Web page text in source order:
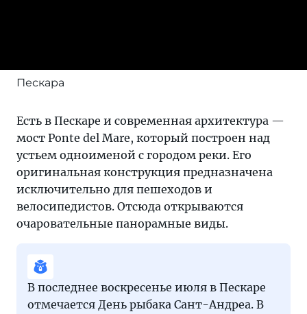
Пескара
Есть в Пескаре и современная архитектура —
мост Ponte del Mare, который построен над
устьем одноименой с городом реки. Его
оригинальная конструкция предназначена
исключительно для пешеходов и
велосипедистов. Отсюда открываются
очаровательные панорамные виды.
В последнее воскресенье июля в Пескаре
отмечается День рыбака Сант-Андреа. В